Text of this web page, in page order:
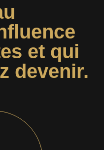
et qui
devenir.